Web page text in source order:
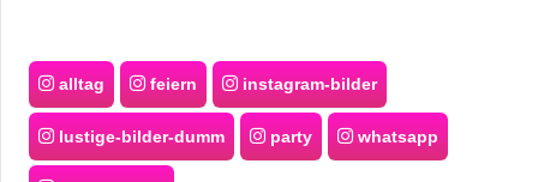
alltag feiern instagram-bilder
lustige-bilder-dumm party whatsapp